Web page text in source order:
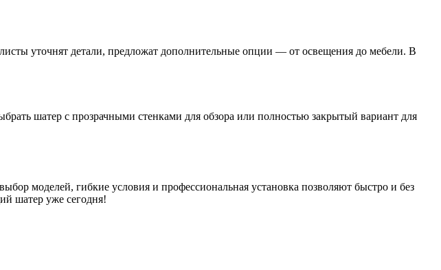
уточнят детали, предложат дополнительные опции — от освещения до мебели. В
шатер с прозрачными стенками для обзора или полностью закрытый вариант для
моделей, гибкие условия и профессиональная установка позволяют быстро и без
шатер уже сегодня!